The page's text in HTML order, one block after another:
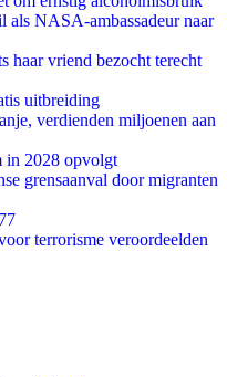
NASA-ambassadeur naar
haar vriend bezocht terecht
uitbreiding
verdienden miljoenen aan
in 2028 opvolgt
grensaanval door migranten
terrorisme veroordeelden